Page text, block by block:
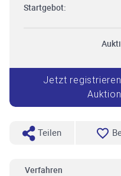
Startgebot:
Jetzt
Teilen
Verfahren